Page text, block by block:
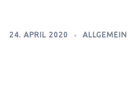
24. APRIL 2020 ALLGEMEIN